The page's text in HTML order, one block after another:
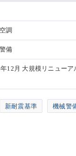
調
備
12月 大規模リニューア
新耐震基準 機械警